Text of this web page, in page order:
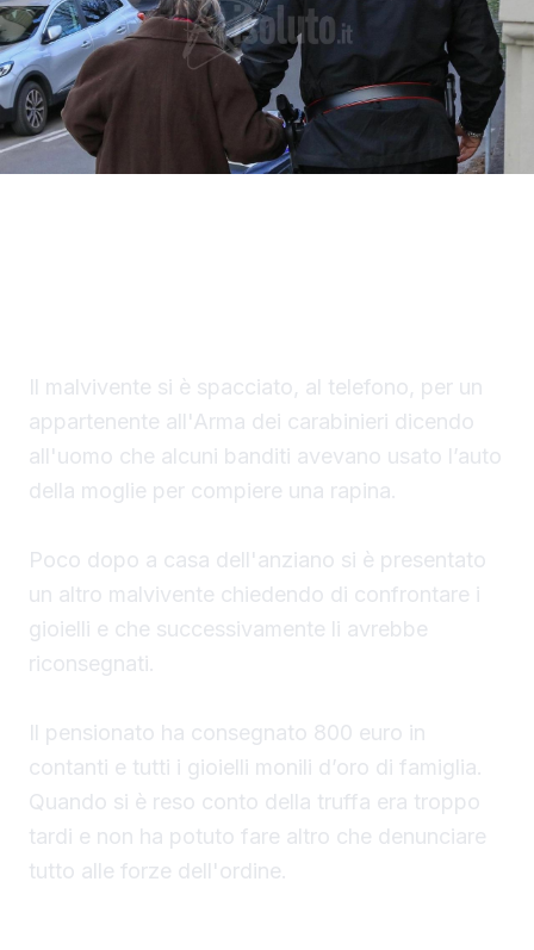
Il malvivente si è spacciato, al telefono, per un
appartenente all'Arma dei carabinieri dicendo
all'uomo che alcuni banditi avevano usato l’auto
della moglie per compiere una rapina.
Poco dopo a casa dell'anziano si è presentato
un altro malvivente chiedendo di confrontare i
gioielli e che successivamente li avrebbe
riconsegnati.
Il pensionato ha consegnato 800 euro in
contanti e tutti i gioielli monili d’oro di famiglia.
Quando si è reso conto della truffa era troppo
tardi e non ha potuto fare altro che denunciare
tutto alle forze dell'ordine.